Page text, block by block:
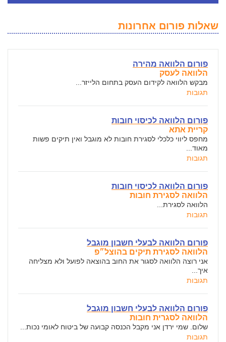
שאלות פורום אחרונות
פורום הלוואה מהירה
הלוואה לעסק
מבקש הלוואה לקידום העסק בתחום הלייזר...
תגובות
פורום הלוואה לכיסוי חובות
קריית אתא
מחפס ליווי כלכלי לסגירת חובות לא מוגבל ואין תיקים פשות
מאוד...
תגובות
פורום הלוואה לכיסוי חובות
הלוואה לסגירת חובות
הלוואה לסגירת...
תגובות
פורום הלוואה לבעלי חשבון מוגבל
הלוואה לסגירת תיקים בהוצל״פ
אני רוצה הלוואה לסגור את החוב בהוצאה לפועל ולא מצליחה
איך...
תגובות
פורום הלוואה לבעלי חשבון מוגבל
הלוואה לסגרית חובות
שלום. שמי ירדן אני מקבל הכנסה קבועה של ביטוח לאומי נכות...
תגובות